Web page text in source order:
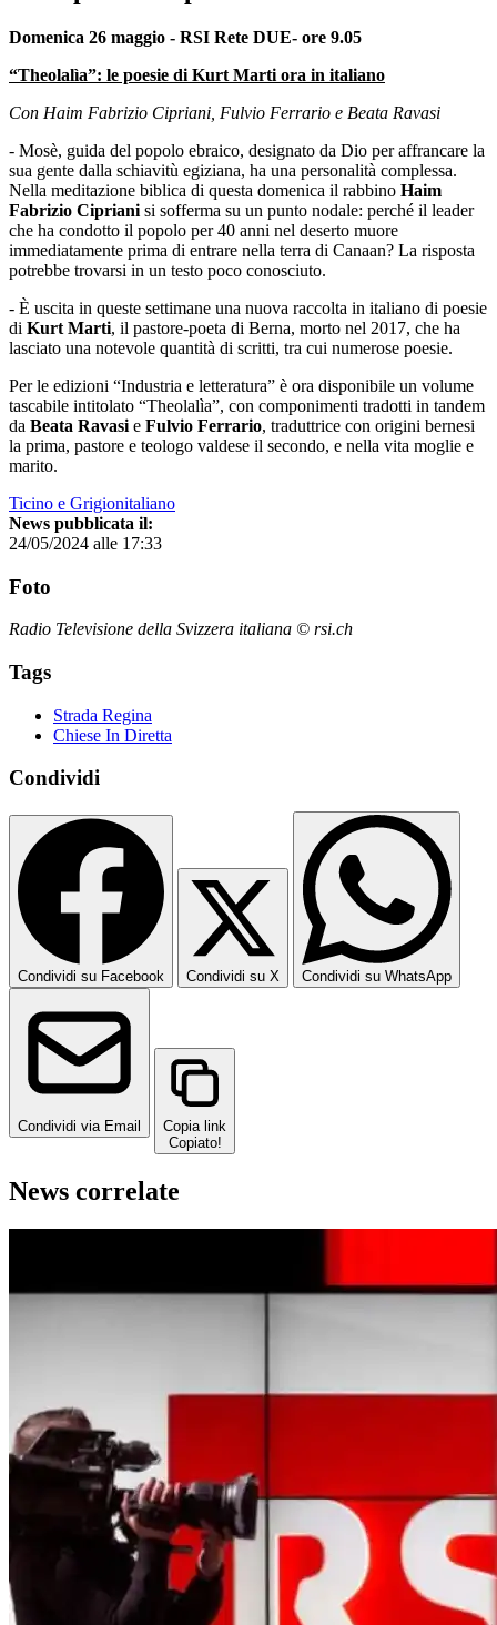
Domenica 26 maggio - RSI Rete DUE- ore 9.05
“Theolalìa”: le poesie di Kurt Marti ora in italiano
Con Haim Fabrizio Cipriani, Fulvio Ferrario e Beata Ravasi
- Mosè, guida del popolo ebraico, designato da Dio per affrancare la
sua gente dalla schiavitù egiziana, ha una personalità complessa.
Nella meditazione biblica di questa domenica il rabbino Haim
Fabrizio Cipriani si sofferma su un punto nodale: perché il leader
che ha condotto il popolo per 40 anni nel deserto muore
immediatamente prima di entrare nella terra di Canaan? La risposta
potrebbe trovarsi in un testo poco conosciuto.
- È uscita in queste settimane una nuova raccolta in italiano di poesie
di Kurt Marti, il pastore-poeta di Berna, morto nel 2017, che ha
lasciato una notevole quantità di scritti, tra cui numerose poesie.
Per le edizioni “Industria e letteratura” è ora disponibile un volume
tascabile intitolato “Theolalìa”, con componimenti tradotti in tandem
da Beata Ravasi e Fulvio Ferrario, traduttrice con origini bernesi
la prima, pastore e teologo valdese il secondo, e nella vita moglie e
marito.
Ticino e Grigionitaliano
News pubblicata il:
24/05/2024 alle 17:33
Foto
Radio Televisione della Svizzera italiana © rsi.ch
Tags
Strada Regina
Chiese In Diretta
Condividi
Condividi su Facebook Condividi su X Condividi su WhatsApp
Condividi via Email
Copia link
Copiato!
News correlate